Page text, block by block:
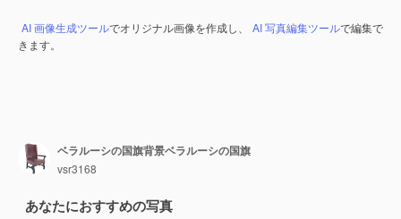
AI 画像生成ツールでオリジナル画像を作成し、 AI 写真編集ツールで編集で
きます。
ベラルーシの国旗背景ベラルーシの国旗
vsr3168
あなたにおすすめの写真